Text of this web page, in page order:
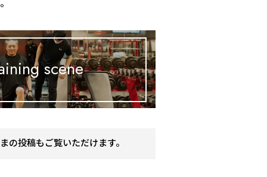
scene
の投稿もご覧いただけます。